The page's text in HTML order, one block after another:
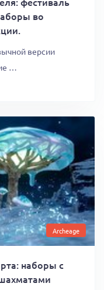
во
версии
…
Archeage
наборы с